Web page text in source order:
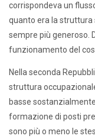
corrispondeva un
quanto era la struttura
sempre più generoso.
funzionamento del
Nella seconda
struttura
basse
formazione di posti
sono più o meno le